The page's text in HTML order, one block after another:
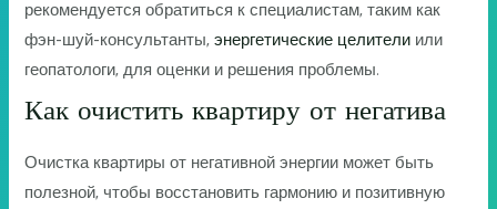
рекомендуется обратиться к специалистам, таким как
фэн-шуй-консультанты,энергетические целители или
геопатологи, для оценки и решения проблемы.
Как очистить квартиру от негатива
Очистка квартиры от негативной энергии может быть
полезной, чтобы восстановить гармонию и позитивную